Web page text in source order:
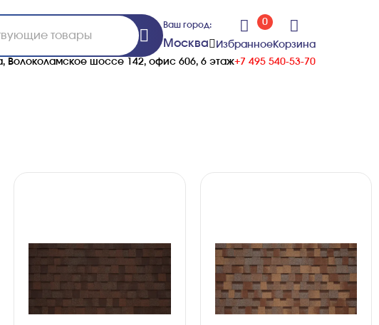
Ваш город:
Москва
0
ИзбранноеКорзина
Волоколамское шоссе 142, офис 606, 6 этаж+7 495 540-53-70